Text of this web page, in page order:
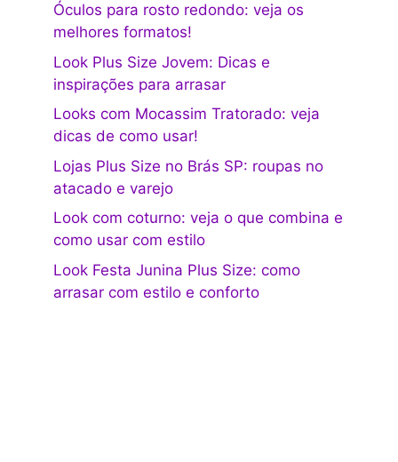
Óculos para rosto redondo: veja os
melhores formatos!
Look Plus Size Jovem: Dicas e
inspirações para arrasar
Looks com Mocassim Tratorado: veja
dicas de como usar!
Lojas Plus Size no Brás SP: roupas no
atacado e varejo
Look com coturno: veja o que combina e
como usar com estilo
Look Festa Junina Plus Size: como
arrasar com estilo e conforto